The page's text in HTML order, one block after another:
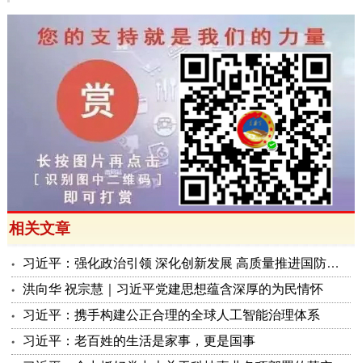
相关文章
习近平：强化政治引领 深化创新发展 高质量推进国防和军队现代化
洪向华 祝宗慧｜习近平党建思想蕴含深厚的为民情怀
习近平：携手构建公正合理的全球人工智能治理体系
习近平：老百姓的生活是家事，更是国事